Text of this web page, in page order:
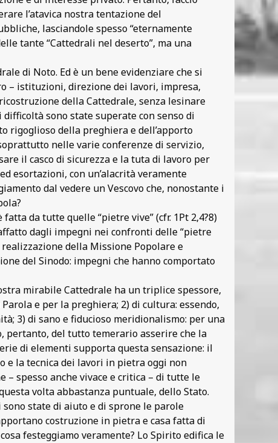
l’atavica nostra tentazione del
lasciandole spesso “eternamente
tante “Cattedrali nel deserto”, ma una
di Noto. Ed è un bene evidenziare che si
– istituzioni, direzione dei lavori, impresa,
della Cattedrale, senza lesinare
sono state superate con senso di
rigoglioso della preghiera e dell’apporto
nelle varie conferenze di servizio,
il casco di sicurezza e la tuta di lavoro per
esortazioni, con un’alacrità veramente
dal vedere un Vescovo che, nonostante i
da tutte quelle “pietre vive” (cfr. 1Pt 2,4?8)
dagli impegni nei confronti delle “pietre
della Missione Popolare e
del Sinodo: impegni che hanno comportato
mirabile Cattedrale ha un triplice spessore,
e per la preghiera; 2) di cultura: essendo,
3) di sano e fiducioso meridionalismo: per una
pertanto, del tutto temerario asserire che la
di elementi supporta questa sensazione: il
e la tecnica dei lavori in pietra oggi non
– spesso anche vivace e critica – di tutte le
volta abbastanza puntuale, dello Stato.
state di aiuto e di sprone le parole
costruzione in pietra e casa fatta di
festeggiamo veramente? Lo Spirito edifica le